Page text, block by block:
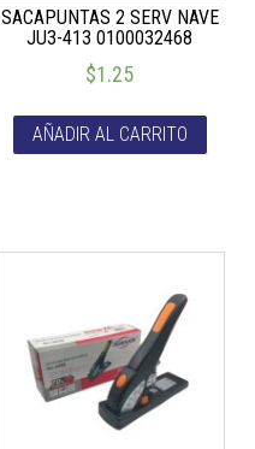
SACAPUNTAS 2 SERV NAVE
JU3-413 0100032468
$1.25
AÑADIR AL CARRITO